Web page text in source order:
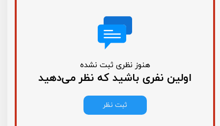
هنوز نظری ثبت نشده
اولین نفری باشید که نظر می‌دهید
ثبت نظر